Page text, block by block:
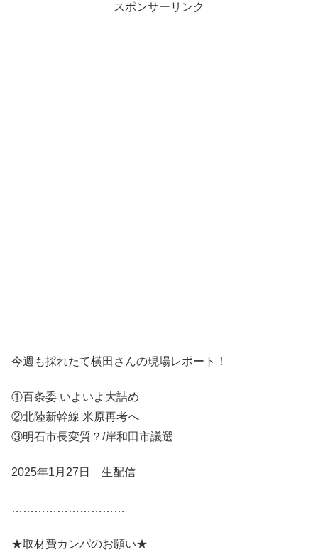
スポンサーリンク
今週も採れたて横田さんの現場レポート！
①百条委 いよいよ大詰め
②北陸新幹線 米原再考へ
③明石市長変質？/岸和田市議選
2025年1月27日 生配信
…………………………
★取材費カンパのお願い★